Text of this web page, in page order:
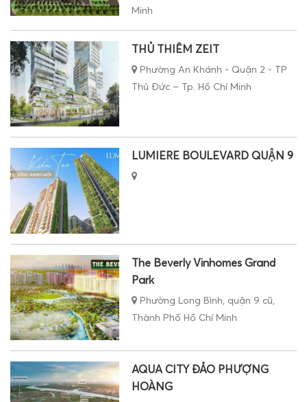
Minh
THỦ THIÊM ZEIT
Phường An Khánh - Quận 2 - TP
Thủ Đức – Tp. Hồ Chí Minh
LUMIERE BOULEVARD QUẬN 9
The Beverly Vinhomes Grand
Park
Phường Long Bình, quận 9 cũ,
Thành Phố Hồ Chí Minh
AQUA CITY ĐẢO PHƯỢNG
HOÀNG